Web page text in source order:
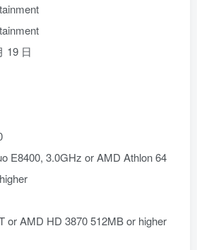
19 日
E8400, 3.0GHz or AMD Athlon 64
or AMD HD 3870 512MB or higher